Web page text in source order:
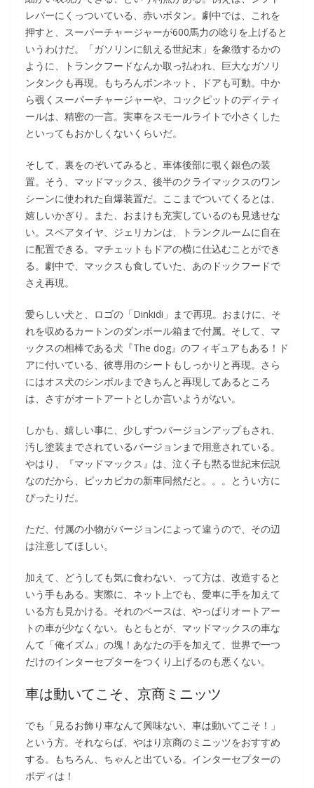
レバーにくっついている、赤いボタン。劇中では、これを
押すと、スーパーチャージャーが600馬力の唸りを上げると
いうわけだ。「ガソリンに飢える世紀末」を象徴するかの
ように、トランクフードなんか取っ払われ、巨大なガソリ
ンタンクも再現。もちろんボンネット、ドアも可動。中か
ら覗くスーパーチャージャーや、コックピットのディティ
ールは、精密の一言。実車をスモールライトで小さくした
といってもおかしくないくらいだ。
そして、裏をのぞいてみると、車体後部に覗く銀色の装
置。そう、マッドマックス、後半のクライマックスのワン
シーンに使われた自爆装置だ。ここまでついてくるとは、
嬉しいかぎり。また、おまけも充実しているのも見逃せな
い。スペアタイヤ、ジェリカンは、トランクルームに自在
に配置できる。マチェットもドアの横に仕込むことができ
る。劇中で、マックスも食していた、あのドックフードで
さえ再現。
愛らしい犬と、ロゴの「Dinkidi」まで再現。おまけに、そ
れを収めるカートンのダンボール箱まで付属。そして、マ
ックスの相棒である犬『The dog』のフィギュアもある！ド
アに付いている、彼専用のシートもしっかりと再現。さら
にはオス犬のシンボルまできちんと再現してあるところ
は、さすがオートアートとしか言いようがない。
しかも、嬉しい事に、少しずつバージョンアップもされ、
汚し塗装までされているバージョンまで用意されている。
やはり、『マッドマックス』は、泣く子も黙る世紀末伝説
なのだから、ピッカピカの新車同然だと。。。とうい方に
ぴったりだ。
ただ、付属の小物がバージョンによって違うので、その辺
は注意してほしい。
加えて、どうしても気に食わない、って方は、改造すると
いう手もある。実際に、ネット上でも、愛車に手を加えて
いる方も見かける。それのベースは、やっぱりオートアー
トの車が少なくない。もともとが、マッドマックスの車な
んて「俺イズム」の塊！あなたの手を加えて、世界で一つ
だけのインターセプターをつくり上げるのも悪くない。
車は動いてこそ、京商ミニッツ
でも「見るお飾り車なんて興味ない、車は動いてこそ！」
という方。それならば、やはり京商のミニッツをおすすめ
する。もちろん、ちゃんと出ている。インターセプターの
ボディは！